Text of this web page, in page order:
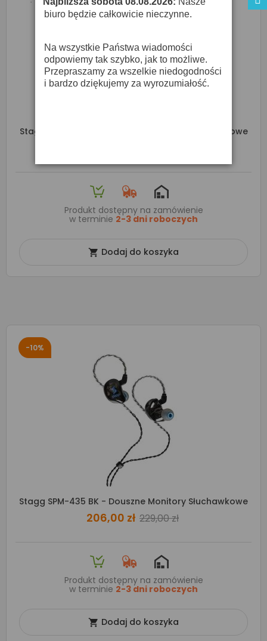
Stagg SPM-235 BK - Douszne Monitory Słuchawkowe
Produkt dostępny na zamówienie
w terminie 2-3 dni roboczych
 Dodaj do koszyka
-10%
Stagg SPM-435 BK - Douszne Monitory Słuchawkowe
206,00 zł 229,00 zł
Produkt dostępny na zamówienie
w terminie 2-3 dni roboczych
 Dodaj do koszyka
·
biuro będzie całkowicie nieczynne.
Na wszystkie Państwa wiadomości
odpowiemy tak szybko, jak to możliwe.
Przepraszamy za wszelkie niedogodności
i bardzo dziękujemy za wyrozumiałość.